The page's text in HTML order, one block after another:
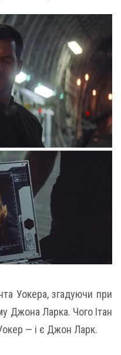
Уокера, згадуючи при
Джона Ларка. Чого Ітан
— і є Джон Ларк.